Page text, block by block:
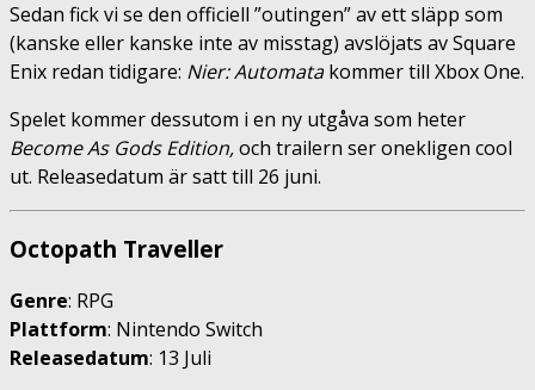
Sedan fick vi se den officiell ”outingen” av ett släpp som
(kanske eller kanske inte av misstag) avslöjats av Square
Enix redan tidigare: Nier: Automatakommer till Xbox One.
Spelet kommer dessutom i en ny utgåva som heter
Become As Gods Edition,och trailern ser onekligen cool
ut. Releasedatum är satt till 26 juni.
Octopath Traveller
Genre: RPG
Plattform: Nintendo Switch
Releasedatum: 13 Juli